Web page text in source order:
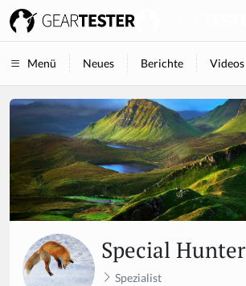
Menü Neues Berichte Videos
Special Hunter
Spezialist